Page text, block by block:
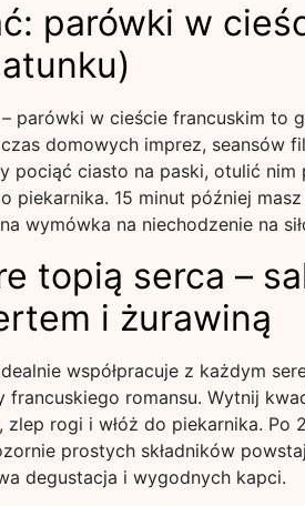
parówki w
parówki w cieście francuskim to
domowych imprez, seansów
pociąć ciasto na paski, otulić
piekarnika. 15 minut później
wymówka na niechodzenie na
topią serca –
i żurawiną
współpracuje z każdym
romansu. Wytnij
zlep rogi i włóż do piekarnika.
prostych składników
degustacja i wygodnych kapci.